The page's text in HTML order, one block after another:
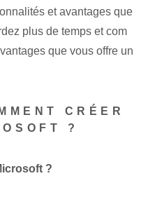
et avantages que
plus de temps et com
que vous offre un
CRÉER
?
?